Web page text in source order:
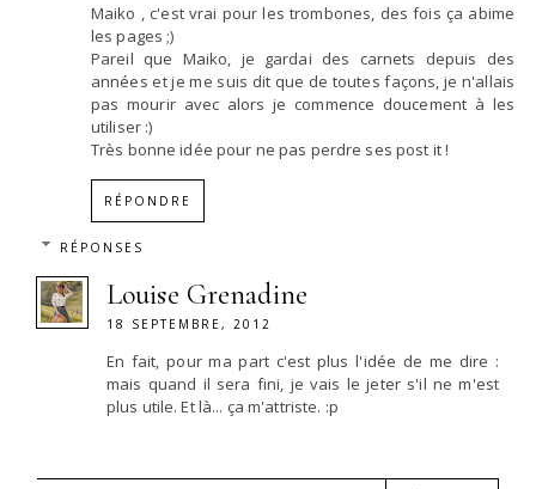
Maiko , c'est vrai pour les trombones, des fois ça abime
les pages ;)
Pareil que Maiko, je gardai des carnets depuis des
années et je me suis dit que de toutes façons, je n'allais
pas mourir avec alors je commence doucement à les
utiliser :)
Très bonne idée pour ne pas perdre ses post it !
RÉPONDRE
RÉPONSES
Louise Grenadine
18 SEPTEMBRE, 2012
En fait, pour ma part c'est plus l'idée de me dire :
mais quand il sera fini, je vais le jeter s'il ne m'est
plus utile. Et là... ça m'attriste. :p